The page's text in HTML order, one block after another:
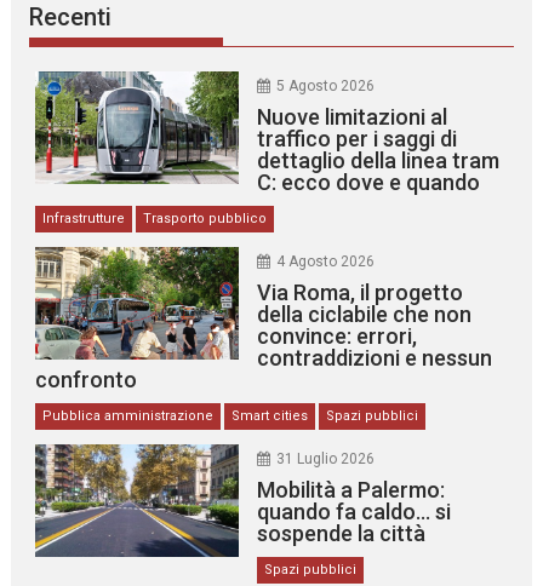
Recenti
5 Agosto 2026
Nuove limitazioni al
traffico per i saggi di
dettaglio della linea tram
C: ecco dove e quando
Infrastrutture Trasporto pubblico
4 Agosto 2026
Via Roma, il progetto
della ciclabile che non
convince: errori,
contraddizioni e nessun
confronto
Pubblica amministrazione Smart cities Spazi pubblici
31 Luglio 2026
Mobilità a Palermo:
quando fa caldo… si
sospende la città
Spazi pubblici